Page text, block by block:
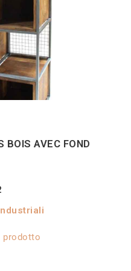
BOIS AVEC FOND
prodotto